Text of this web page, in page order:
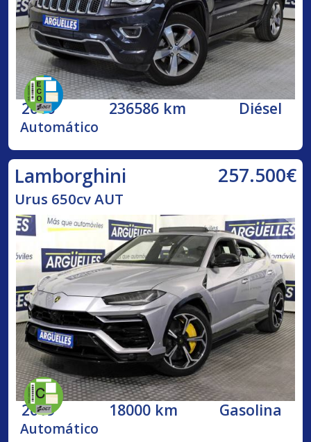
2016 236586 km Diésel
Automático
Lamborghini 257.500€
Urus 650cv AUT
2019 18000 km Gasolina
Automático